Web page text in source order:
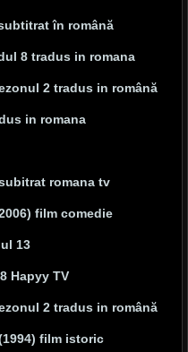
în română
8 tradus in romana
2 tradus in română
in romana
romana tv
film comedie
13
Hapyy TV
2 tradus in română
film istoric